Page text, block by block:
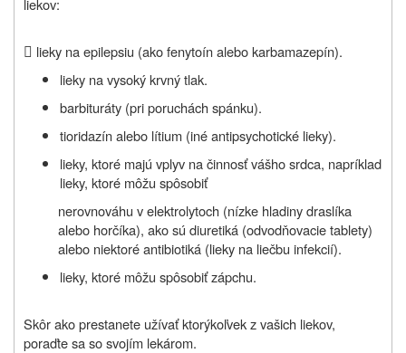
liekov:
 lieky na epilepsiu (ako fenytoín alebo karbamazepín).
lieky na vysoký krvný tlak.
barbituráty (pri poruchách spánku).
tioridazín alebo lítium (iné antipsychotické lieky).
lieky, ktoré majú vplyv na činnosť vášho srdca, napríklad
lieky, ktoré môžu spôsobiť
nerovnováhu v elektrolytoch (nízke hladiny draslíka
alebo horčíka), ako sú diuretiká (odvodňovacie tablety)
alebo niektoré antibiotiká (lieky na liečbu infekcií).
lieky, ktoré môžu spôsobiť zápchu.
Skôr ako prestanete užívať ktorýkoľvek z vašich liekov,
poraďte sa so svojím lekárom.